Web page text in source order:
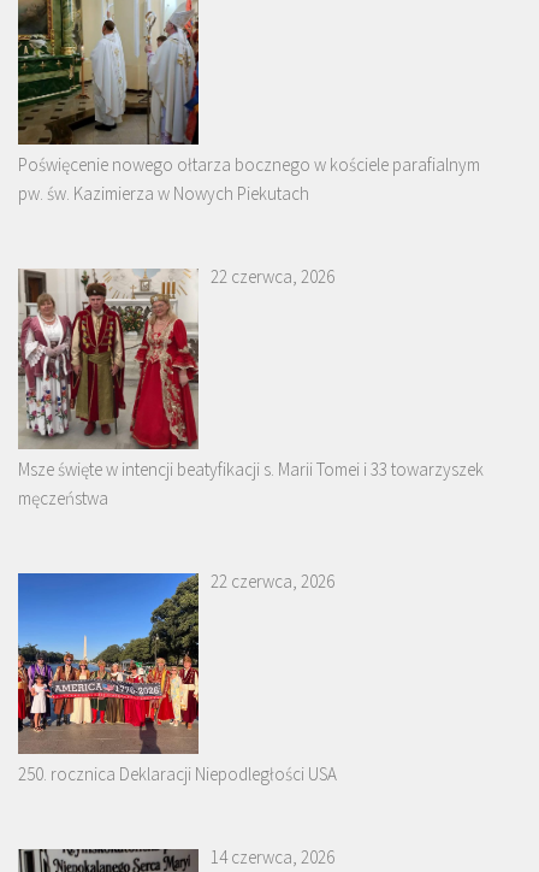
Poświęcenie nowego ołtarza bocznego w kościele parafialnym
pw. św. Kazimierza w Nowych Piekutach
22 czerwca, 2026
Msze święte w intencji beatyfikacji s. Marii Tomei i 33 towarzyszek
męczeństwa
22 czerwca, 2026
250. rocznica Deklaracji Niepodległości USA
14 czerwca, 2026